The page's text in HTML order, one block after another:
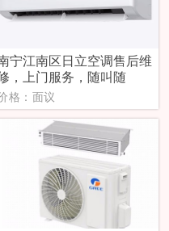
宁江南区日立空调售后维
，上门服务，随叫随
格：面议